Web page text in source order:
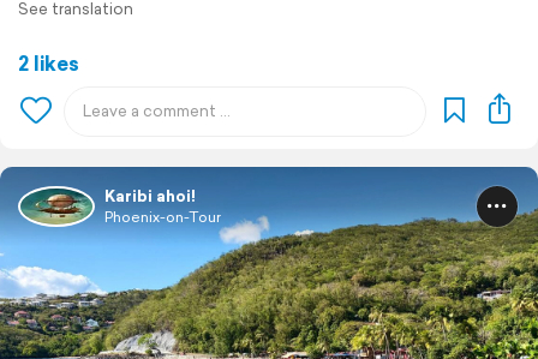
See translation
2 likes
Karibi ahoi!
Phoenix-on-Tour